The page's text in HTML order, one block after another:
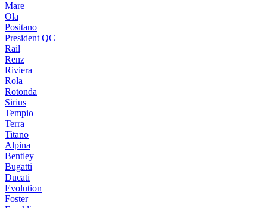
Mare
Ola
Positano
President QC
Rail
Renz
Riviera
Rola
Rotonda
Sirius
Tempio
Terra
Titano
Alpina
Bentley
Bugatti
Ducati
Evolution
Foster